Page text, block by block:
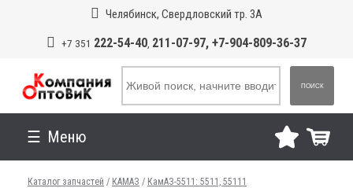
Челябинск, Свердловский тр. 3А
+7 351 222-54-40, 211-07-97, +7-904-809-36-37
ПОИСК
Меню
Каталог запчастей / КАМАЗ / КамАЗ-5511: 5511, 55111